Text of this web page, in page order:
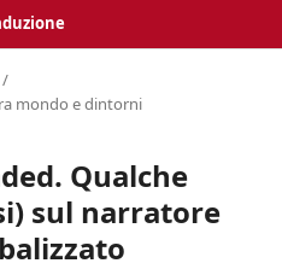
/
mondo e dintorni
Qualche
sul narratore